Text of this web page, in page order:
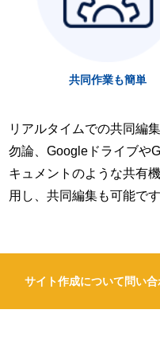
共同作業も簡単
リアルタイムでの共同編
勿論、Googleドライブや
キュメントのような共有
用し、共同編集も可能です
サイト作成について問い合